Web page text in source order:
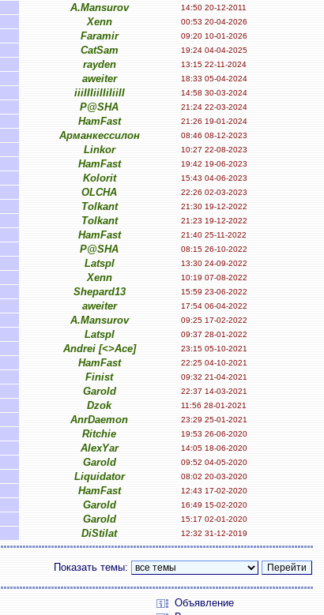
A.Mansurov 14:50 20-12-2011
Xenn 00:53 20-04-2026
Faramir 09:20 10-01-2026
CatSam 19:24 04-04-2025
rayden 13:15 22-11-2024
aweiter 18:33 05-04-2024
iiiIIIiiIIiIiiII 14:58 30-03-2024
P@SHA 21:24 22-03-2024
HamFast 21:26 19-01-2024
Арманкессилон 08:46 08-12-2023
Linkor 10:27 22-08-2023
HamFast 19:42 19-06-2023
Kolorit 15:43 04-06-2023
OLCHA 22:26 02-03-2023
Tolkant 21:30 19-12-2022
Tolkant 21:23 19-12-2022
HamFast 21:40 25-11-2022
P@SHA 08:15 26-10-2022
Latspl 13:30 24-09-2022
Xenn 10:19 07-08-2022
Shepard13 15:59 23-06-2022
aweiter 17:54 06-04-2022
A.Mansurov 09:25 17-02-2022
Latspl 09:37 28-01-2022
Andrei [<>Ace] 23:15 05-10-2021
HamFast 22:25 04-10-2021
Finist 09:32 21-04-2021
Garold 22:37 14-03-2021
Dzok 11:56 28-01-2021
AnrDaemon 23:29 25-01-2021
Ritchie 19:53 26-06-2020
AlexYar 14:05 18-06-2020
Garold 09:52 04-05-2020
Liquidator 08:02 20-03-2020
HamFast 12:43 17-02-2020
Garold 16:49 15-02-2020
Garold 15:17 02-01-2020
DiStilat 12:32 31-12-2019
Показать темы:
Объявление